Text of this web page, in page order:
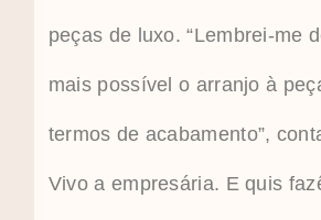
peças de luxo. “Lembrei-me
mais possível o arranjo à
termos de acabamento”,
Vivo a empresária. E quis